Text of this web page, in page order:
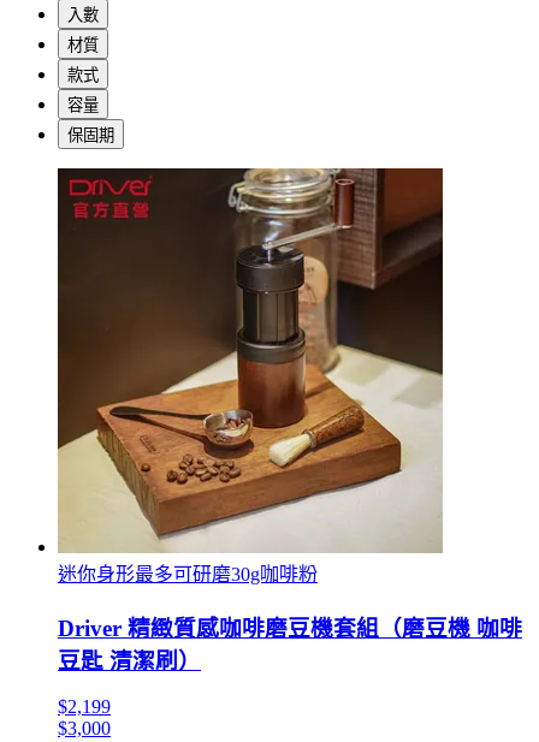
入數
材質
款式
容量
保固期
迷你身形最多可研磨30g咖啡粉
Driver 精緻質感咖啡磨豆機套組（磨豆機 咖啡
豆匙 清潔刷）
$2,199
$3,000